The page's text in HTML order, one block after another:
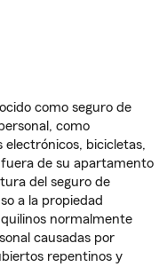
como seguro de
como
bicicletas,
de su apartamento
del seguro de
a la propiedad
normalmente
causadas por
repentinos y